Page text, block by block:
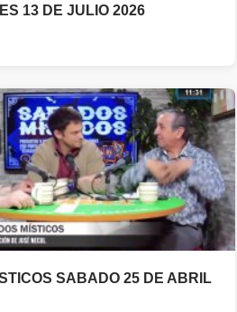
13 DE JULIO 2026
SABADO 25 DE ABRIL